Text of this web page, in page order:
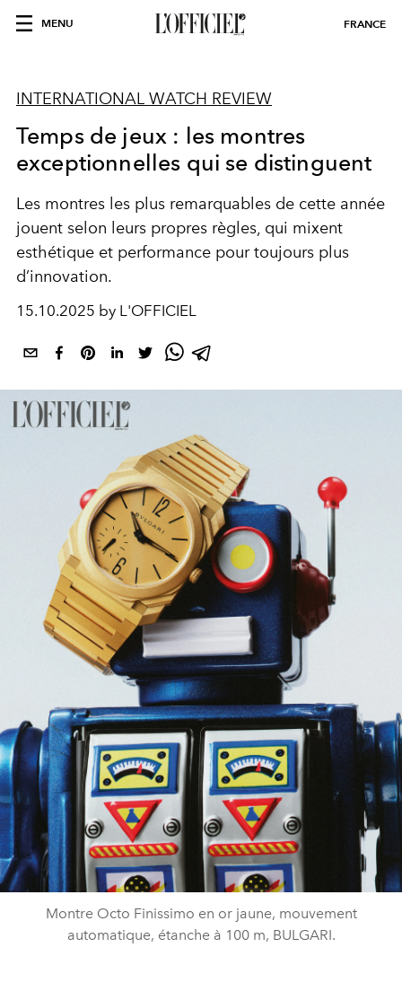
MENU FRANCE
INTERNATIONAL WATCH REVIEW
Temps de jeux : les montres
exceptionnelles qui se distinguent
Les montres les plus remarquables de cette année
jouent selon leurs propres règles, qui mixent
esthétique et performance pour toujours plus
d’innovation.
15.10.2025 by L'OFFICIEL
Montre Octo Finissimo en or jaune, mouvement
automatique, étanche à 100 m, BULGARI.